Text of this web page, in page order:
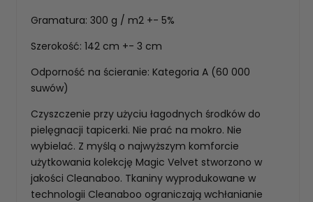
Gramatura: 300 g / m2 +- 5%
Szerokość: 142 cm +- 3 cm
Odporność na ścieranie: Kategoria A (60 000
suwów)
Czyszczenie przy użyciu łagodnych środków do
pielęgnacji tapicerki. Nie prać na mokro. Nie
wybielać. Z myślą o najwyższym komforcie
użytkowania kolekcję Magic Velvet stworzono w
jakości Cleanaboo. Tkaniny wyprodukowane w
technologii Cleanaboo ograniczają wchłanianie